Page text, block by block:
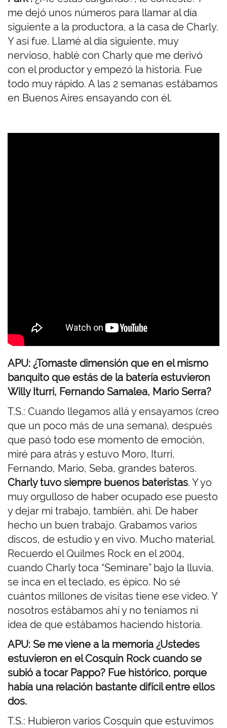
me dejó unos números para llamar al día
siguiente a la productora, a la casa de Charly.
Y así fue. Llamé al día siguiente, muy
nervioso, hablé con Charly que me derivó
con el productor y empezó la historia. Fue
todo muy rápido. A las 2 semanas estábamos
en Buenos Aires ensayando con él.
APU: ¿Tomaste dimensión que en el mismo
banquito que estás de la batería estuvieron
Willy Iturri, Fernando Samalea, Mario Serra?
T.S.: Cuando llegamos allá y ensayamos (creo
que un poco más de una semana), después
que pasó todo ese momento de emoción,
miré para atrás y estuvo Moro, Iturri,
Fernando, Mario, Seba, grandes bateros.
Charly tuvo siempre buenos bateristas. Y yo
muy orgulloso de haber ocupado ese puesto
y dejar mi trabajo, también, ahí. De haber
hecho un buen trabajo. Grabamos varios
discos, de estudio y en vivo. Mucho material.
Recuerdo el Quilmes Rock en el 2004,
cuando Charly toca “Seminare” bajo la lluvia,
se inca en el teclado, es épico. No sé
cuántos millones de visitas tiene ese video. Y
nosotros estábamos ahí y no teníamos ni
idea de que estábamos haciendo historia.
APU: Se me viene a la memoria ¿Ustedes
estuvieron en el Cosquín Rock cuando se
subió a tocar Pappo? Fue histórico, porque
había una relación bastante difícil entre ellos
dos.
T.S.: Hubieron varios Cosquín que estuvimos